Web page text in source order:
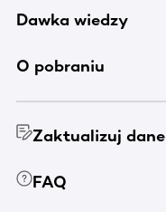
Dawka wiedzy
O pobraniu
Zaktualizuj dane
FAQ